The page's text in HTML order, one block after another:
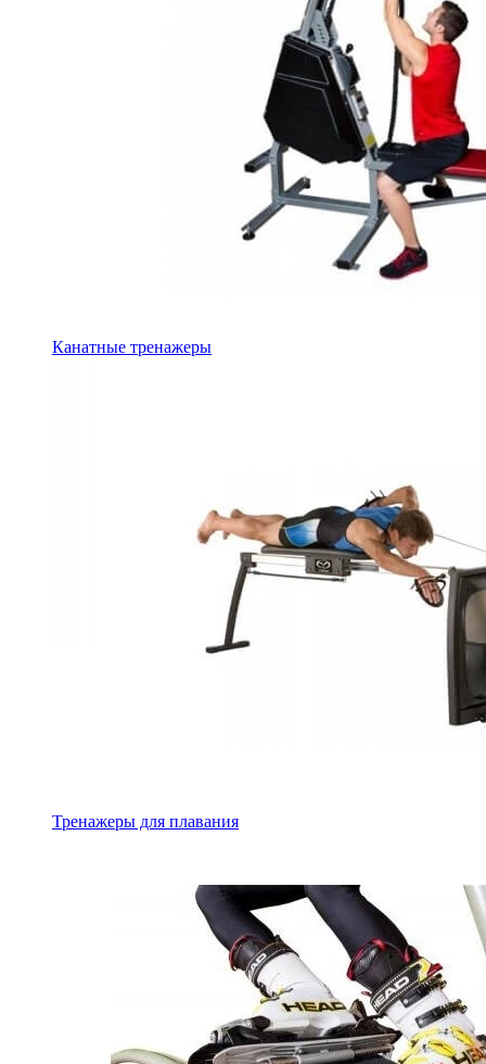
Канатные тренажеры
Тренажеры для плавания